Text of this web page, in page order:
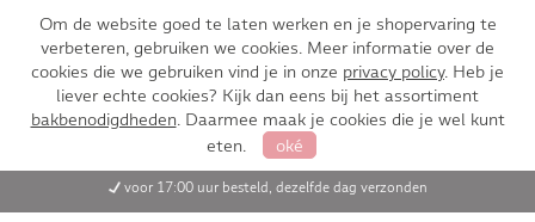
Om de website goed te laten werken en je shopervaring te
verbeteren, gebruiken we cookies. Meer informatie over de
cookies die we gebruiken vind je in onze privacy policy. Heb je
liever echte cookies? Kijk dan eens bij het assortiment
bakbenodigdheden. Daarmee maak je cookies die je wel kunt
eten.
oké
voor 17:00 uur besteld, dezelfde dag verzonden